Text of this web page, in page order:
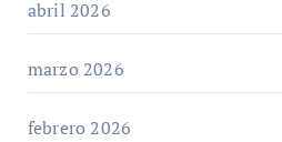
abril 2026
marzo 2026
febrero 2026